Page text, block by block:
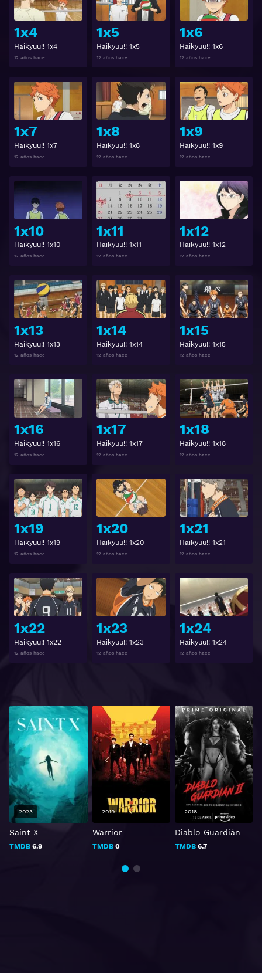
1x4
Haikyuu!! 1x4
12 años hace
1x5
Haikyuu!! 1x5
12 años hace
1x6
Haikyuu!! 1x6
12 años hace
1x7
Haikyuu!! 1x7
12 años hace
1x8
Haikyuu!! 1x8
12 años hace
Ver
1x9
Haikyuu!! 1x9
12 años hace
1x10
Haikyuu!! 1x10
12 años hace
Ver
1x11
Haikyuu!! 1x11
12 años hace
Ver
1x12
Haikyuu!! 1x12
12 años hace
1x13
Haikyuu!! 1x13
12 años hace
Ver
1x14
Haikyuu!! 1x14
12 años hace
Ver
1x15
Haikyuu!! 1x15
12 años hace
1x16
Haikyuu!! 1x16
12 años hace
Ver
1x17
Haikyuu!! 1x17
12 años hace
Ver
1x18
Haikyuu!! 1x18
12 años hace
1x19
Haikyuu!! 1x19
12 años hace
Ver
1x20
Haikyuu!! 1x20
12 años hace
Ver
1x21
Haikyuu!! 1x21
12 años hace
1x22
Haikyuu!! 1x22
12 años hace
1x23
Haikyuu!! 1x23
12 años hace
Ver
1x24
Haikyuu!! 1x24
12 años hace
Saint X
TMDB 6.9
2023
Warrior
TMDB0
2019
Diablo Guardián
TMDB6.7
2018